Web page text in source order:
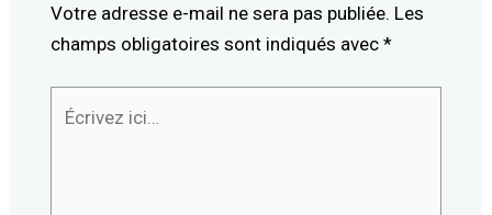
Votre adresse e-mail ne sera pas publiée. Les
champs obligatoires sont indiqués avec *